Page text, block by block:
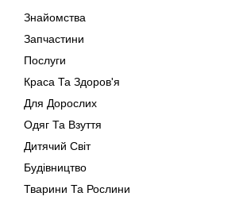
Знайомства
Запчастини
Послуги
Краса Та Здоров'я
Для Дорослих
Одяг Та Взуття
Дитячий Світ
Будівництво
Тварини Та Рослини